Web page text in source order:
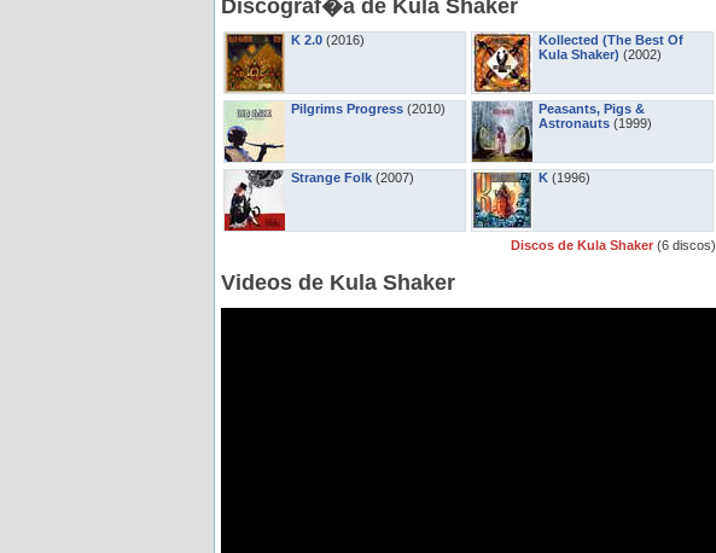
Discograf�a de Kula Shaker
K 2.0 (2016)
Pilgrims Progress (2010)
Strange Folk (2007)
Kollected (The Best Of
Kula Shaker) (2002)
Peasants, Pigs &
Astronauts (1999)
K (1996)
Discos de Kula Shaker (6 discos)
Videos de Kula Shaker